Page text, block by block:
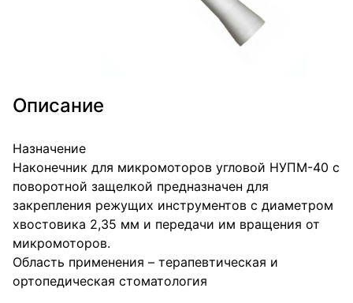
Описание
Назначение
Наконечник для микромоторов угловой НУПМ-40 с
поворотной защелкой предназначен для
закрепления режущих инструментов с диаметром
хвостовика 2,35 мм и передачи им вращения от
микромоторов.
Область применения – терапевтическая и
ортопедическая стоматология